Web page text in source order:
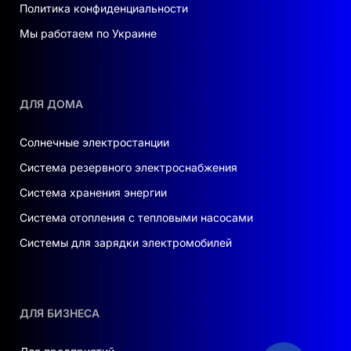
ЭКСПЛУАТАЦИЯ
1% в первый год и приблизительно 0,4%
Использование качественных материалов и
обеспечивает устойчивость к микротрещинам,
температурным перепадам и агрессивным
Tongwei TWMNH-66HD630W оптимально
Политика конфиденциальности
Мы работаем по Украине
ДЛЯ ДОМА
Солнечные электростанции
Система резервного электроснабжения
Система хранения энергии
Система отопления с тепловыми насосами
Системы для зарядки электромобилей
ДЛЯ БИЗНЕСА